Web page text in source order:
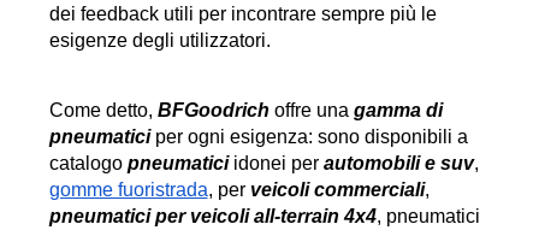
dei feedback utili per incontrare sempre più le
esigenze degli utilizzatori.
Come detto, BFGoodrich offre una gamma di
pneumatici per ogni esigenza: sono disponibili a
catalogo pneumatici idonei per automobili e suv
gomme fuoristrada, per veicoli commerciali
pneumatici per veicoli all-terrain 4x4, pneumatici